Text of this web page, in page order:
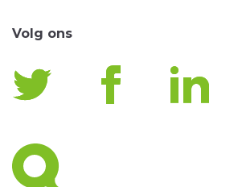
Volg ons